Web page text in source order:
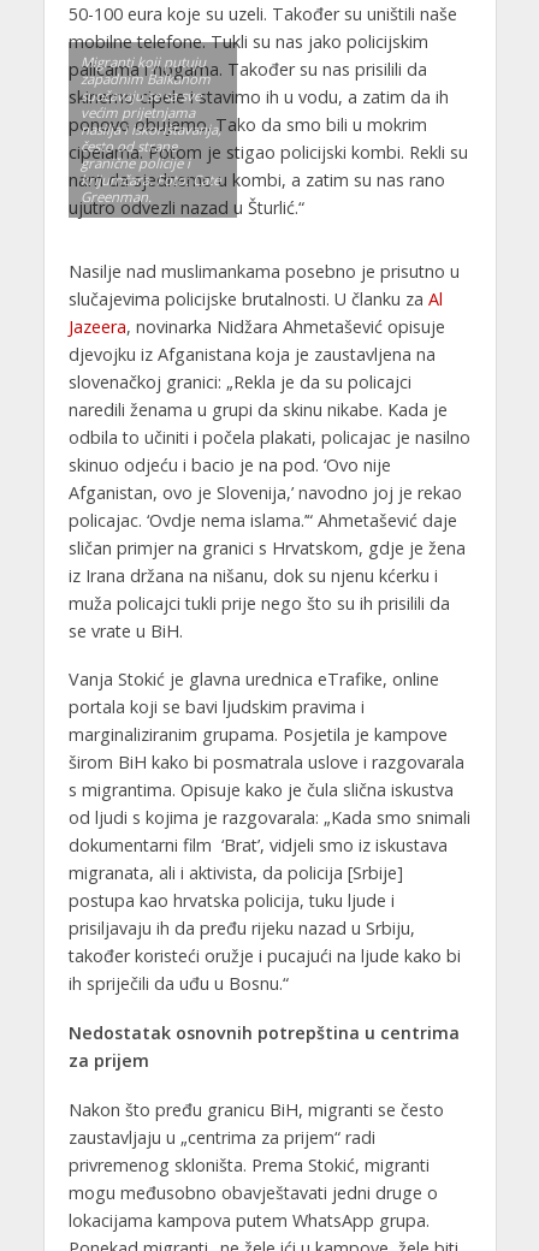
50-100 eura koje su uzeli. Također su uništili naše
mobilne telefone. Tukli su nas jako policijskim
palicama i nogama. Također su nas prisilili da
skinemo cipele i stavimo ih u vodu, a zatim da ih
ponovo obujemo. Tako da smo bili u mokrim
cipelama. Potom je stigao policijski kombi. Rekli su
nam da sjednemo u kombi, a zatim su nas rano
ujutro odvezli nazad u Šturlić.“
Migranti koji putuju
zapadnim Balkanom
suočavaju se sa sve
većim prijetnjama
nasilja i iskorištavanja,
često od strane
granične policije i
krijumčara. Foto: Cate
Greenman.
Nasilje nad muslimankama posebno je prisutno u
slučajevima policijske brutalnosti. U članku za Al
Jazeera, novinarka Nidžara Ahmetašević opisuje
djevojku iz Afganistana koja je zaustavljena na
slovenačkoj granici: „Rekla je da su policajci
naredili ženama u grupi da skinu nikabe. Kada je
odbila to učiniti i počela plakati, policajac je nasilno
skinuo odjeću i bacio je na pod. ‘Ovo nije
Afganistan, ovo je Slovenija,’ navodno joj je rekao
policajac. ‘Ovdje nema islama.’“ Ahmetašević daje
sličan primjer na granici s Hrvatskom, gdje je žena
iz Irana držana na nišanu, dok su njenu kćerku i
muža policajci tukli prije nego što su ih prisilili da
se vrate u BiH.
Vanja Stokić je glavna urednica eTrafike, online
portala koji se bavi ljudskim pravima i
marginaliziranim grupama. Posjetila je kampove
širom BiH kako bi posmatrala uslove i razgovarala
s migrantima. Opisuje kako je čula slična iskustva
od ljudi s kojima je razgovarala: „Kada smo snimali
dokumentarni film ‘Brat’, vidjeli smo iz iskustava
migranata, ali i aktivista, da policija [Srbije]
postupa kao hrvatska policija, tuku ljude i
prisiljavaju ih da pređu rijeku nazad u Srbiju,
također koristeći oružje i pucajući na ljude kako bi
ih spriječili da uđu u Bosnu.“
Nedostatak osnovnih potrepština u centrima
za prijem
Nakon što pređu granicu BiH, migranti se često
zaustavljaju u „centrima za prijem“ radi
privremenog skloništa. Prema Stokić, migranti
mogu međusobno obavještavati jedni druge o
lokacijama kampova putem WhatsApp grupa.